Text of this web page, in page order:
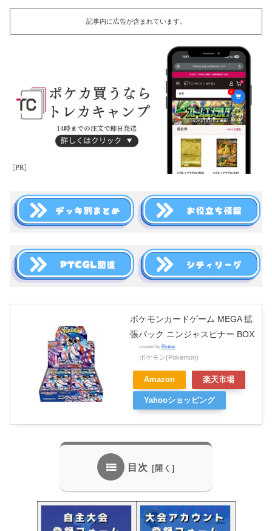
記事内に広告が含まれています。
ポケモンカードゲーム MEGA 拡
張パック ニンジャスピナー BOX
created by Rinker
ポケモン(Pokemon)
Amazon 楽天市場
Yahooショッピング
目次